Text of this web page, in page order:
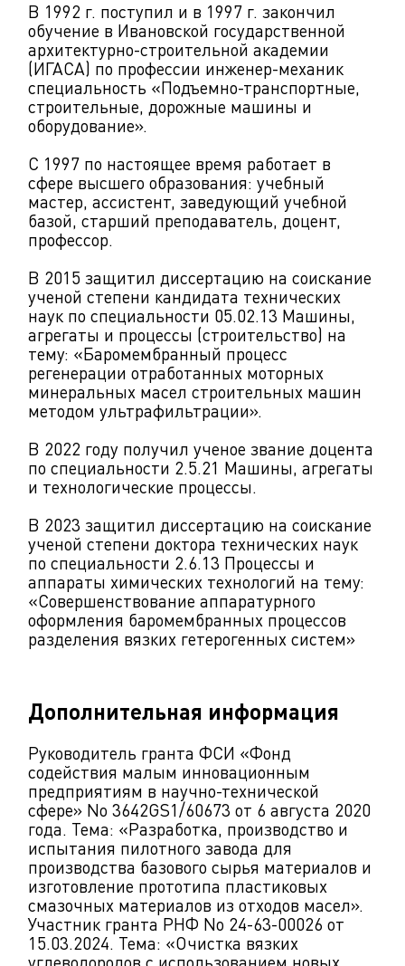
В 1992 г. поступил и в 1997 г. закончил
обучение в Ивановской государственной
архитектурно-строительной академии
(ИГАСА) по профессии инженер-механик
специальность «Подъемно-транспортные,
строительные, дорожные машины и
оборудование».
С 1997 по настоящее время работает в
сфере высшего образования: учебный
мастер, ассистент, заведующий учебной
базой, старший преподаватель, доцент,
профессор.
В 2015 защитил диссертацию на соискание
ученой степени кандидата технических
наук по специальности 05.02.13 Машины,
агрегаты и процессы (строительство) на
тему: «Баромембранный процесс
регенерации отработанных моторных
минеральных масел строительных машин
методом ультрафильтрации».
В 2022 году получил ученое звание доцента
по специальности 2.5.21 Машины, агрегаты
и технологические процессы.
В 2023 защитил диссертацию на соискание
ученой степени доктора технических наук
по специальности 2.6.13 Процессы и
аппараты химических технологий на тему:
«Совершенствование аппаратурного
оформления баромембранных процессов
разделения вязких гетерогенных систем»
Дополнительная информация
Руководитель гранта ФСИ «Фонд
содействия малым инновационным
предприятиям в научно-технической
сфере» No 3642GS1/60673 от 6 августа 2020
года. Тема: «Разработка, производство и
испытания пилотного завода для
производства базового сырья материалов и
изготовление прототипа пластиковых
смазочных материалов из отходов масел».
Участник гранта РНФ No 24-63-00026 от
15.03.2024. Тема: «Очистка вязких